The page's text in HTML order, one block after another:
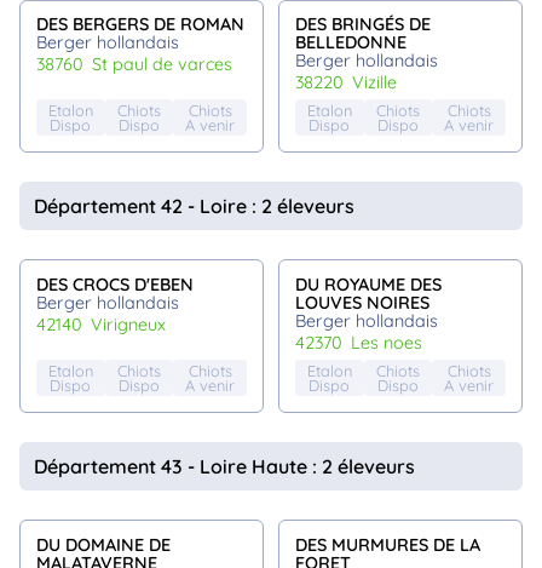
DES BERGERS DE ROMAN
Berger hollandais
38760
st paul de varces
Etalon
Dispo
Chiots
Dispo
Chiots
A venir
DES BRINGÉS DE
BELLEDONNE
Berger hollandais
38220
vizille
Etalon
Dispo
Chiots
Dispo
Chiots
A venir
Département 42 - Loire : 2 éleveurs
DES CROCS D'EBEN
Berger hollandais
42140
virigneux
Etalon
Dispo
Chiots
Dispo
Chiots
A venir
DU ROYAUME DES
LOUVES NOIRES
Berger hollandais
42370
les noes
Etalon
Dispo
Chiots
Dispo
Chiots
A venir
Département 43 - Loire Haute : 2 éleveurs
DU DOMAINE DE
MALATAVERNE
DES MURMURES DE LA
FORET